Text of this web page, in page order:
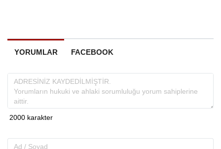
YORUMLAR FACEBOOK